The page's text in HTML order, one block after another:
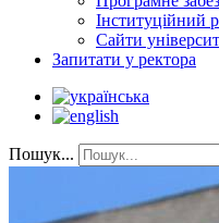
Інституційний
Сайти
Запитати у ректора
Пошук...